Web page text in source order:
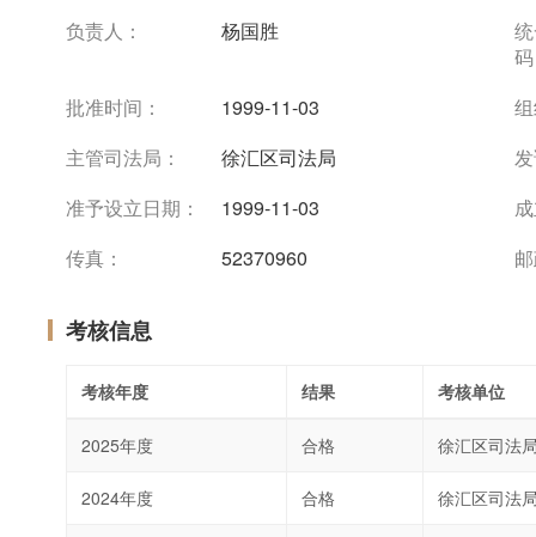
负责人： 杨国胜
批准时间：
1999-11-03
主管司法局：
徐汇区司法局
准予设立日期：
1999-11-03
传真：
52370960
考核信息
考核年度 结果 考核单位
2025年度 合格 徐汇区司法
2024年度 合格 徐汇区司法